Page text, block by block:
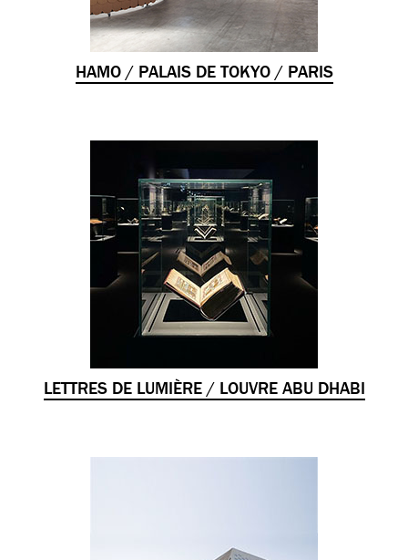
HAMO / PALAIS DE TOKYO / PARIS
LETTRES DE LUMIÈRE / LOUVRE ABU DHABI